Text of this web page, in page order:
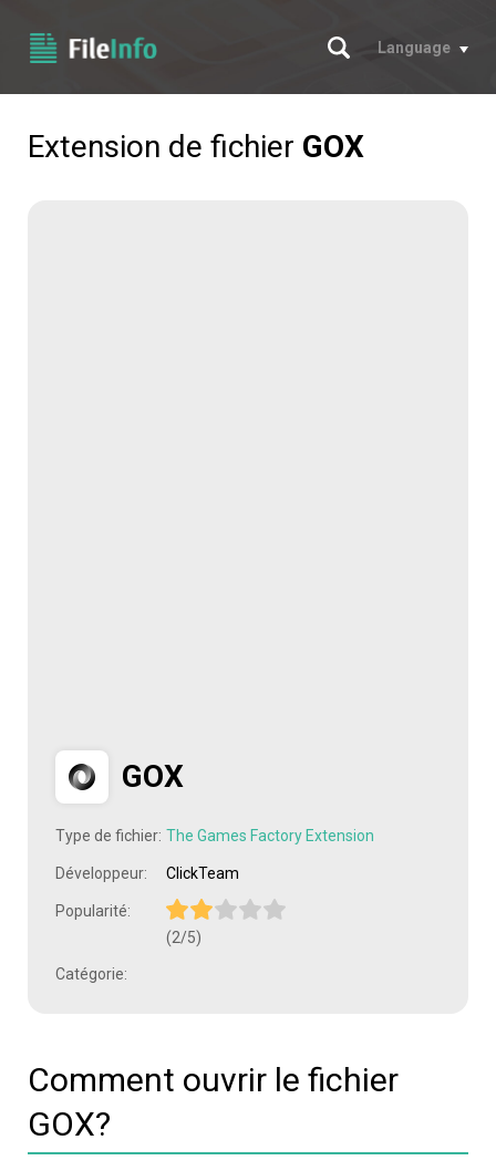
Chercher
Language
Extension de fichier GOX
GOX
Type de fichier: The Games Factory Extension
Développeur: ClickTeam
Popularité:
(2/5)
Catégorie:
Comment ouvrir le fichier
GOX?